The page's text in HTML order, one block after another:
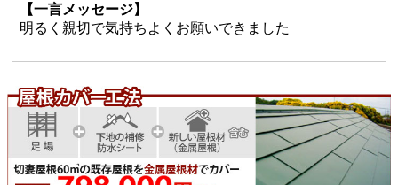
【一言メッセージ】
明るく親切で気持ちよくお願いできました